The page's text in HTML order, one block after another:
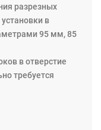
разрезных
в
95 мм, 85
в отверстие
требуется
или
т с оснасткой